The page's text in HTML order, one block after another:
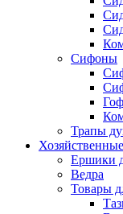
Сифоны
Трапы
Ершики
Ведра
Товары